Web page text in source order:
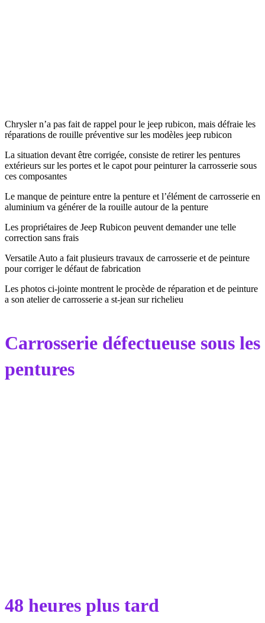
Chrysler n’a pas fait de rappel pour le jeep rubicon, mais défraie les
réparations de rouille préventive sur les modèles jeep rubicon
La situation devant être corrigée, consiste de retirer les pentures
extérieurs sur les portes et le capot pour peinturer la carrosserie sous
ces composantes
Le manque de peinture entre la penture et l’élément de carrosserie en
aluminium va générer de la rouille autour de la penture
Les propriétaires de Jeep Rubicon peuvent demander une telle
correction sans frais
Versatile Auto a fait plusieurs travaux de carrosserie et de peinture
pour corriger le défaut de fabrication
Les photos ci-jointe montrent le procède de réparation et de peinture
a son atelier de carrosserie a st-jean sur richelieu
Carrosserie défectueuse sous les
pentures
48 heures plus tard